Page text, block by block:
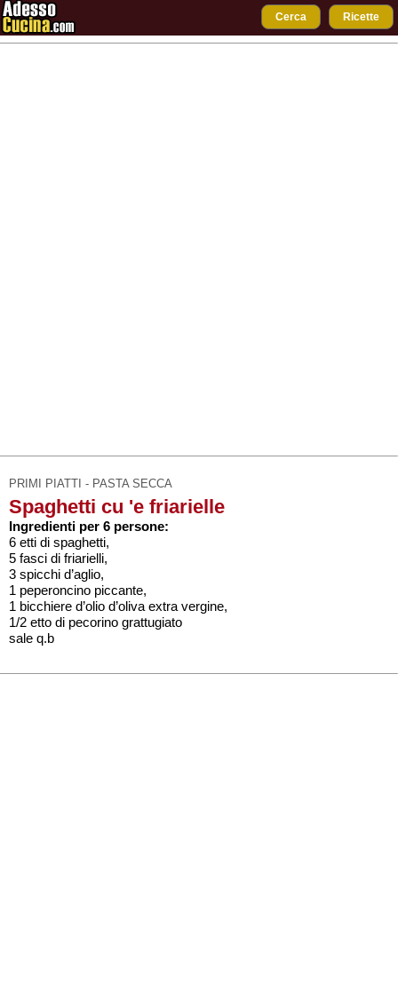
Cerca Ricette
PRIMI PIATTI - PASTA SECCA
Spaghetti cu 'e friarielle
Ingredienti per 6 persone:
6 etti di spaghetti,
5 fasci di friarielli,
3 spicchi d’aglio,
1 peperoncino piccante,
1 bicchiere d’olio d’oliva extra vergine,
1/2 etto di pecorino grattugiato
sale q.b